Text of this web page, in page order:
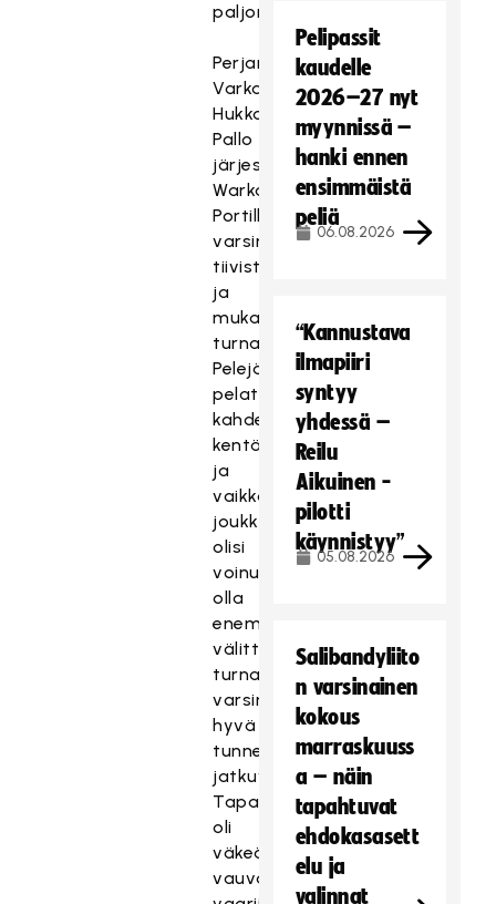
paljon.
Perjantaina
Varkaudessa
Hukka-
Pallo
järjesti
Warkauden
Portilla
varsin
tiivistunnelmaisen
ja
mukavan
turnauksen.
Pelejä
pelattiin
kahdella
kentällä
ja
vaikka
joukkueita
olisi
voinut
olla
enemmänkin,
välittyi
turnauksesta
varsin
hyvä
tunnelma
jatkuvasti.
Tapahtumassa
oli
väkeä
vauvasta
Pelipassit
kaudelle
2026–27 nyt
myynnissä –
hanki ennen
ensimmäistä
peliä
06.08.2026
“Kannustava
ilmapiiri
syntyy
yhdessä –
Reilu
Aikuinen -
pilotti
käynnistyy”
05.08.2026
Salibandyliito
n varsinainen
kokous
marraskuuss
a – näin
tapahtuvat
ehdokasasett
elu ja
valinnat